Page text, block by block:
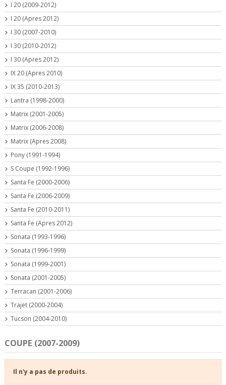
COUPE (2007-2009)
Il n'y a pas de produits.
I 20 (2009-2012)
I 20 (Apres 2012)
I 30 (2007-2010)
I 30 (2010-2012)
I 30 (Apres 2012)
IX 20 (Apres 2010)
IX 35 (2010-2013)
Lantra (1998-2000)
Matrix (2001-2005)
Matrix (2006-2008)
Matrix (Apres 2008)
Pony (1991-1994)
S Coupe (1992-1996)
Santa Fe (2000-2006)
Santa Fe (2006-2009)
Santa Fe (2010-2011)
Santa Fe (Apres 2012)
Sonata (1993-1996)
Sonata (1996-1999)
Sonata (1999-2001)
Sonata (2001-2005)
Terracan (2001-2006)
Trajet (2000-2004)
Tucson (2004-2010)